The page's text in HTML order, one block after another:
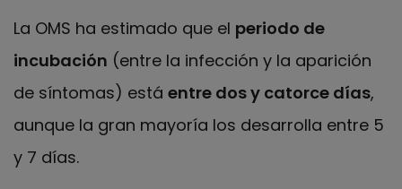
La OMS ha estimado que el periodo de
incubación (entre la infección y la aparición
de síntomas) está entre dos y catorce días,
aunque la gran mayoría los desarrolla entre 5
y 7 días.